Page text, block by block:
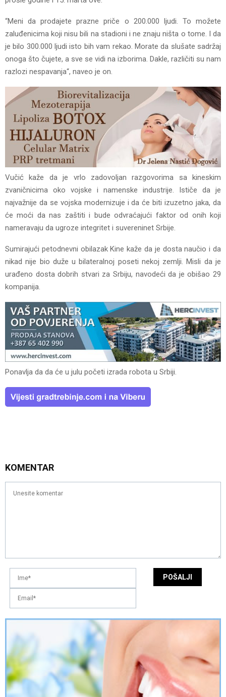
“Meni da prodajete prazne priče o 200.000 ljudi. To možete
zaluđenicima koji nisu bili na stadioni i ne znaju ništa o tome. I da
je bilo 300.000 ljudi isto bih vam rekao. Morate da slušate sadržaj
onoga što čujete, a sve se vidi na izborima. Dakle, različiti su nam
razlozi nespavanja“, naveo je on.
Vučić kaže da je vrlo zadovoljan razgovorima sa kineskim
zvaničnicima oko vojske i namenske industrije. Ističe da je
najvažnije da se vojska modernizuje i da će biti izuzetno jaka, da
će moći da nas zaštiti i bude odvraćajući faktor od onih koji
nameravaju da ugroze integritet i suvereninet Srbije.
Sumirajući petodnevni obilazak Kine kaže da je dosta naučio i da
nikad nije bio duže u bilateralnoj poseti nekoj zemlji. Misli da je
urađeno dosta dobrih stvari za Srbiju, navodeći da je obišao 29
kompanija.
Ponavlja da da će u julu početi izrada robota u Srbiji.
KOMENTAR